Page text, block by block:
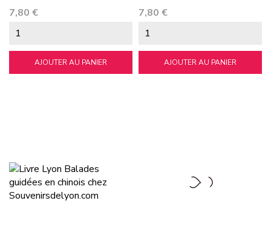
Prix
7,80 €
AJOUTER AU PANIER
Prix
7,80 €
AJOUTER AU PANIER